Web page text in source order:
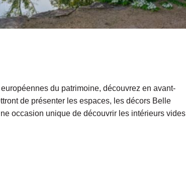
du patrimoine, découvrez en avant-
de présenter les espaces, les décors Belle
occasion unique de découvrir les intérieurs vides